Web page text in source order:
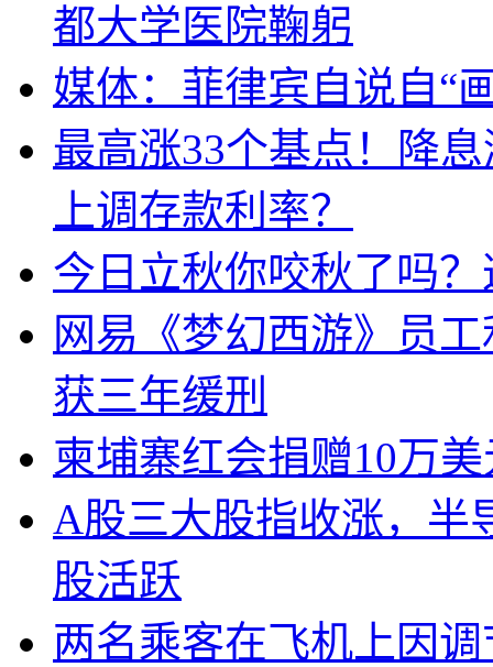
都大学医院鞠躬
媒体：菲律宾自说自“
最高涨33个基点！降
上调存款利率？
今日立秋你咬秋了吗
网易《梦幻西游》员
获三年缓刑
柬埔寨红会捐赠10万
A股三大股指收涨，半
股活跃
两名乘客在飞机上因